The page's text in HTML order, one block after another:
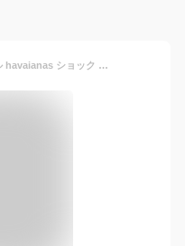
【ハワイアナス】 ビーチサンダル havaianas ショック （SHOCK） キッズ 子供 旧商品につき値下げ【あす楽対応】